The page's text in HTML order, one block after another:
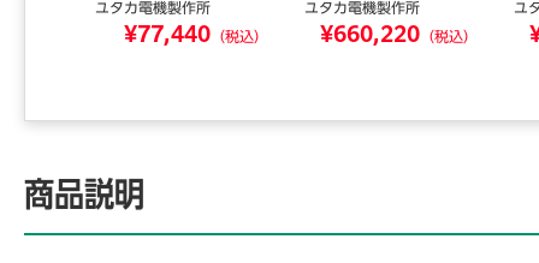
ユタカ電機製作所
¥77,440 （税込）
ユタカ電機製作所
¥660,220 （税込）
ユ
商品説明